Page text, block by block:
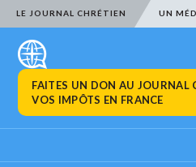
LE JOURNAL CHRÉTIEN UN
FAITES UN DON AU JOURNAL
VOS IMPÔTS EN FRANCE